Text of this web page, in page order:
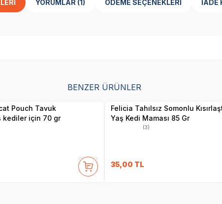
YORUMLAR (1) ÖDEME SEÇENEKLERI İADE
BENZER ÜRÜNLER
Pouch Tavuk
kediler için 70 gr
Felicia Tahılsız Somonlu
Yaş Kedi Maması 85 Gr
(3)
35,00 TL